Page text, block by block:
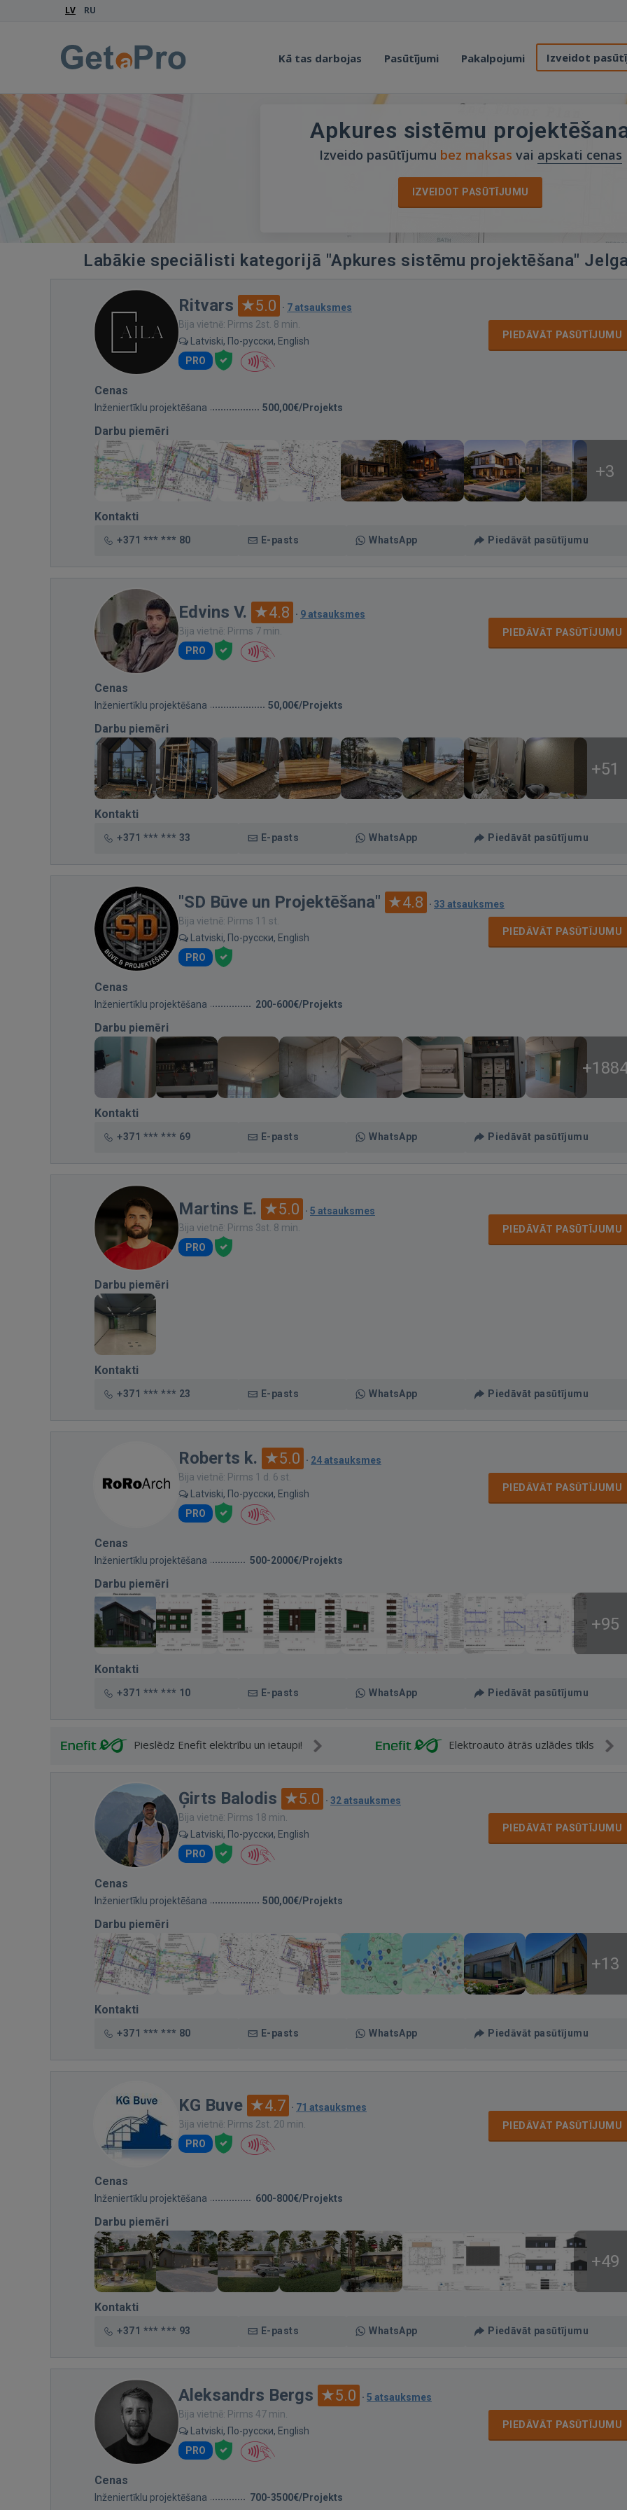
LV RU
Kā tas darbojas Pasūtījumi Pakalpojumi Izveidot
Apkures sistēmu
Izveido pasūtījumu bez maksas vai apskati cenas
IZVEIDOT PASŪTĪJUMU
Labākie speciālisti kategorijā "Apkures sistēmu projektēšana"
Ritvars 5.0 · 7 atsauksmes
Bija vietnē: Pirms 2st. 8 min.
Latviski, По-русски, English
PRO
PIEDĀVĀT PASŪTĪJUMU
Cenas
Inženiertīklu projektēšana 500,00€/Projekts
Darbu piemēri
+3
Kontakti
+371 *** *** 80 E-pasts WhatsApp Piedāvāt pasūtījumu
Edvins V. 4.8 · 9 atsauksmes
Bija vietnē: Pirms 7 min.
PRO
PIEDĀVĀT PASŪTĪJUMU
Cenas
Inženiertīklu projektēšana 50,00€/Projekts
Darbu piemēri
+51
Kontakti
+371 *** *** 33 E-pasts WhatsApp Piedāvāt pasūtījumu
"SD Būve un Projektēšana" 4.8 · 33 atsauksmes
Bija vietnē: Pirms 11 st.
Latviski, По-русски, English
PRO
PIEDĀVĀT PASŪTĪJUMU
Cenas
Inženiertīklu projektēšana 200-600€/Projekts
Darbu piemēri
Kontakti
+371 *** *** 69 E-pasts WhatsApp Piedāvāt pasūtījumu
Martins E. 5.0 · 5 atsauksmes
Bija vietnē: Pirms 3st. 8 min.
PRO
PIEDĀVĀT PASŪTĪJUMU
Darbu piemēri
Kontakti
+371 *** *** 23 E-pasts WhatsApp Piedāvāt pasūtījumu
Roberts k. 5.0 · 24 atsauksmes
Bija vietnē: Pirms 1 d. 6 st.
Latviski, По-русски, English
PRO
PIEDĀVĀT PASŪTĪJUMU
Cenas
Inženiertīklu projektēšana 500-2000€/Projekts
Darbu piemēri
+95
Kontakti
+371 *** *** 10 E-pasts WhatsApp Piedāvāt pasūtījumu
Pieslēdz Enefit elektrību un ietaupi! Elektroauto ātrās uzlādes tīkls
Ģirts Balodis 5.0 · 32 atsauksmes
Bija vietnē: Pirms 18 min.
Latviski, По-русски, English
PRO
PIEDĀVĀT PASŪTĪJUMU
Cenas
Inženiertīklu projektēšana 500,00€/Projekts
Darbu piemēri
+13
Kontakti
+371 *** *** 80 E-pasts WhatsApp Piedāvāt pasūtījumu
KG Buve 4.7 · 71 atsauksmes
Bija vietnē: Pirms 2st. 20 min.
PRO
PIEDĀVĀT PASŪTĪJUMU
Cenas
Inženiertīklu projektēšana 600-800€/Projekts
Darbu piemēri
+49
Kontakti
+371 *** *** 93 E-pasts WhatsApp Piedāvāt pasūtījumu
Aleksandrs Bergs 5.0 · 5 atsauksmes
Bija vietnē: Pirms 47 min.
Latviski, По-русски, English
PRO
PIEDĀVĀT PASŪTĪJUMU
Cenas
Inženiertīklu projektēšana 700-3500€/Projekts